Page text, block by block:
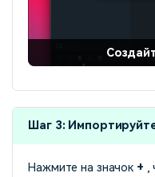
Шаг 3:
Нажмите на значок + ,